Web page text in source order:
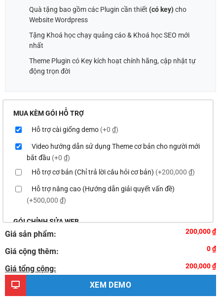
Quà tặng bao gồm các Plugin cần thiết (có key)cho
Website Wordpress
Tặng Khoá học chạy quảng cáo & Khoá học SEO mới
nhất
Theme Plugin có Key kích hoạt chính hãng, cập nhật tự
động trọn đời
MUA KÈM GÓI HỖ TRỢ
Hỗ trợ cài giống demo (+0 ₫)
Video hướng dẫn sử dụng Theme cơ bản cho người mới
bắt đầu (+0 ₫)
Hỗ trợ cơ bản (Chỉ trả lời câu hỏi cơ bản) (+200,000 ₫)
Hỗ trợ nâng cao (Hướng dẫn giải quyết vấn đề)
(+500,000 ₫)
GÓI CHỈNH SỬA WEB
Thay logo & thông tin doanh nghiệp
Đổi màu chủ đạo của theme theo tông màu của logo
(+200,000 ₫)
Sửa danh mục và sắp xếp lại thanh menu chuẩn
Giá sản phẩm: 200,000 ₫
Giá cộng thêm: 0 ₫
Giá tổng cộng: 200,000 ₫
XEM DEMO